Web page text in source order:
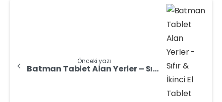
Önceki yazı
Batman Tablet Alan Yerler – Sıfır & İkinci El Tablet Alım Merkezi